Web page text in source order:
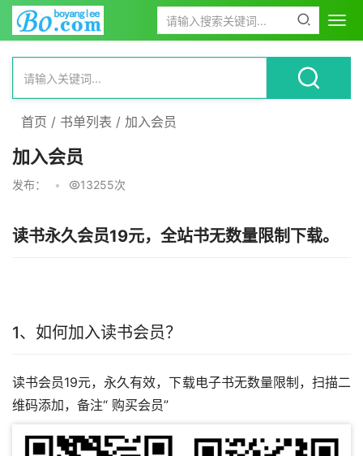
首页 / 书单列表 / 加入会员
加入会员
发布： • 13255次
读书永久会员19元，全站书无数量限制下载。
1、如何加入读书会员？
读书会员19元，永久有效，下载电子书无数量限制，扫描二
维码添加，备注“ 购买会员”